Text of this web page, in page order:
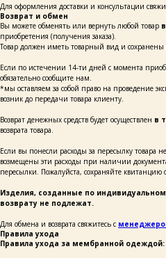
Для оформления доставки и консультации
Возврат и обмен
Вы можете обменять или вернуть любой товар
приобретения (получения заказа).
Товар должен иметь товарный вид и сохранены
Если по истечении 14-ти дней с момента
обязательно сообщите нам.
*мы оставляем за собой право на проведение
возник до передачи товара клиенту.
Возврат денежных средств будет осуществлен в
возврата товара.
Если вы понесли расходы за пересылку товара
возмещены эти расходы при наличии
пересылки. Пожалуйста, сохраняйте квитанцию
Изделия, созданные по
возврату не подлежат.
Для обмена и возврата свяжитесь с
Правила ухода
Правила ухода за мембранной одеждой:
ОСТАВЬТЕ СВОИ
С ВАМИ ДЛЯ КОНСУЛЬТАЦИИ:
+7
написать
Нажимая на кнопку «Написать», я даю
на обработку персональных данных и
с политикой конфиденциальности и